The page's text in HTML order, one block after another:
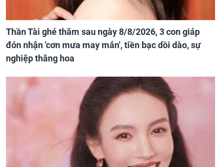
Thần Tài ghé thăm sau ngày 8/8/2026, 3 con giáp
đón nhận 'cơn mưa may mắn', tiền bạc dồi dào, sự
nghiệp thăng hoa